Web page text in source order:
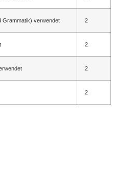
Grammatik) verwendet 2
2
2
2